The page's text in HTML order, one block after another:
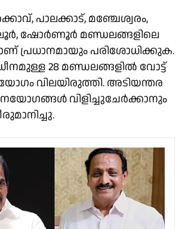
പാലക്കാട്, മഞ്ചേശ്വരം,
ഷോർണൂർ മണ്ഡലങ്ങളിലെ
പ്രധാനമായും പരിശോധിക്കുക.
28 മണ്ഡലങ്ങളിൽ വോട്ട്
വിലയിരുത്തി. അടിയന്തര
വിളിച്ചുചേർക്കാനും